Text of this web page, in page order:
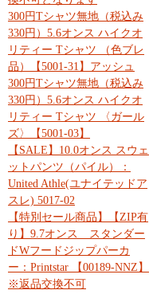
300円Tシャツ無地（税込み
330円）5.6オンス ハイクオ
リティー Tシャツ （色ブレ
品）【5001-31】アッシュ
300円Tシャツ無地（税込み
330円）5.6オンス ハイクオ
リティー Tシャツ 〈ガール
ズ〉【5001-03】
【SALE】10.0オンス スウェ
ットパンツ（パイル）：
United Athle(ユナイテッドア
スレ) 5017-02
【特別セール商品】【ZIP有
り】9.7オンス スタンダー
ドWフードジップパーカ
ー：Printstar 【00189-NNZ】
※返品交換不可